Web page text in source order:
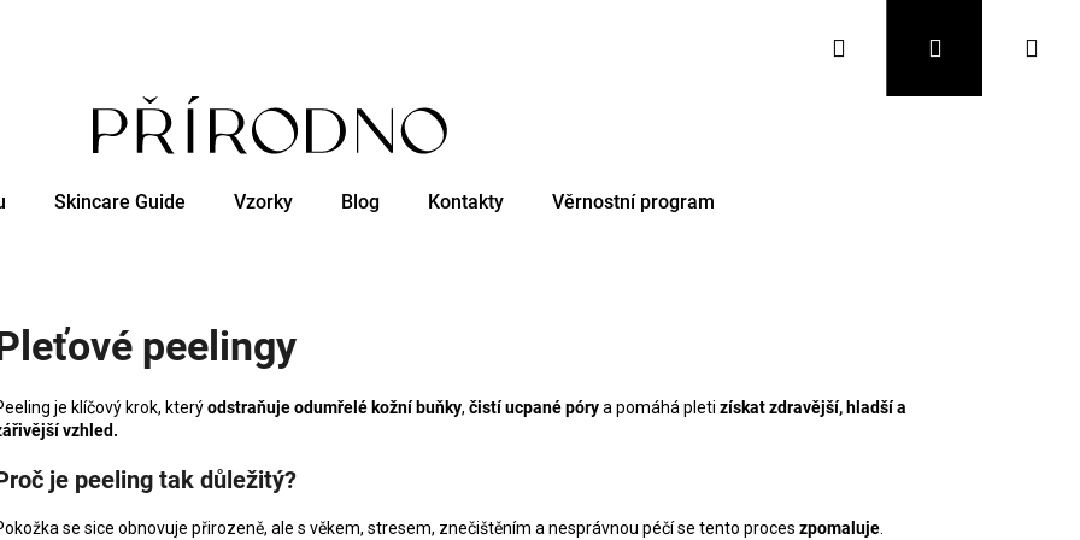
Hledat Přihlášení
Skincare Guide Vzorky Blog Kontakty Věrnostní program
peelingy
je klíčový krok, kterýodstraňuje odumřelé kožní buňky, čistí ucpané pórya pomáhá pleti získat zdravější, hladší a
vzhled.
je peeling tak důležitý?
se sice obnovuje přirozeně, ale s věkem, stresem, znečištěním a nesprávnou péčí se tento proces zpomaluje
Co potřebujete najít?
Doporučujeme